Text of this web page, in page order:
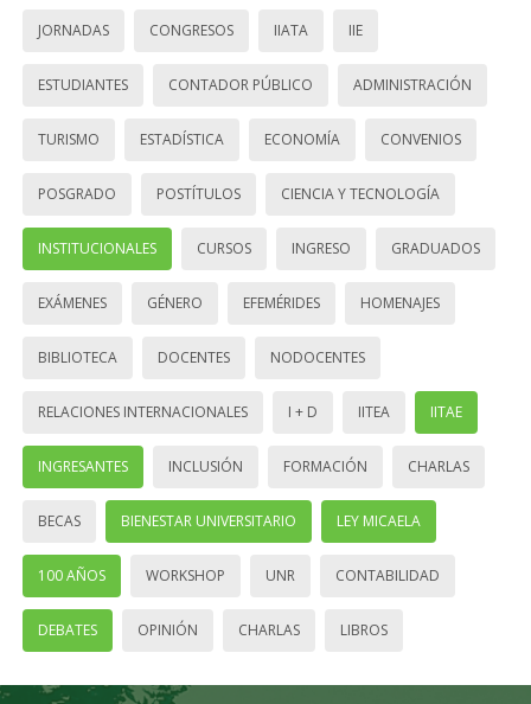
JORNADAS CONGRESOS IIATA IIE
ESTUDIANTES CONTADOR PÚBLICO ADMINISTRACIÓN
TURISMO ESTADÍSTICA ECONOMÍA CONVENIOS
POSGRADO POSTÍTULOS CIENCIA Y TECNOLOGÍA
INSTITUCIONALES CURSOS INGRESO GRADUADOS
EXÁMENES GÉNERO EFEMÉRIDES HOMENAJES
BIBLIOTECA DOCENTES NODOCENTES
RELACIONES INTERNACIONALES I + D IITEA IITAE
INGRESANTES INCLUSIÓN FORMACIÓN CHARLAS
BECAS BIENESTAR UNIVERSITARIO LEY MICAELA
100 AÑOS WORKSHOP UNR CONTABILIDAD
DEBATES OPINIÓN CHARLAS LIBROS